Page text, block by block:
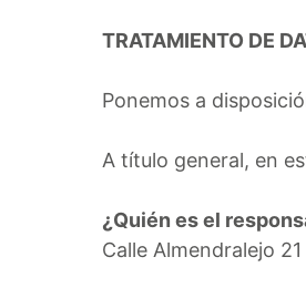
TRATAMIENTO DE
Ponemos a
A título general, en
¿Quién es el
Calle Almendralejo